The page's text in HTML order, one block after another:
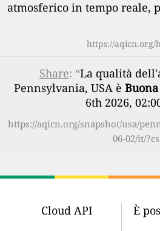
atmosferico in tempo reale,
https://aqicn.org/
Share: “La qualità
Pennsylvania, USA è Buona
6th 2026,
https://aqicn.org/snapshot/usa/
06-02/it/?cs
Cloud API
È